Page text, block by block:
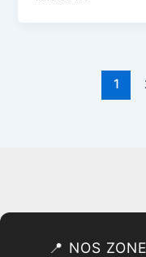
1
📍 NOS